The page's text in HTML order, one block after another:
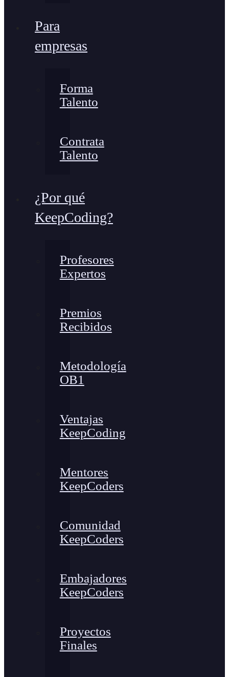
Para
empresas
Forma
Talento
Contrata
Talento
¿Por qué
KeepCoding?
Profesores
Expertos
Premios
Recibidos
Metodología
OB1
Ventajas
KeepCoding
Mentores
KeepCoders
Comunidad
KeepCoders
Embajadores
KeepCoders
Proyectos
Finales